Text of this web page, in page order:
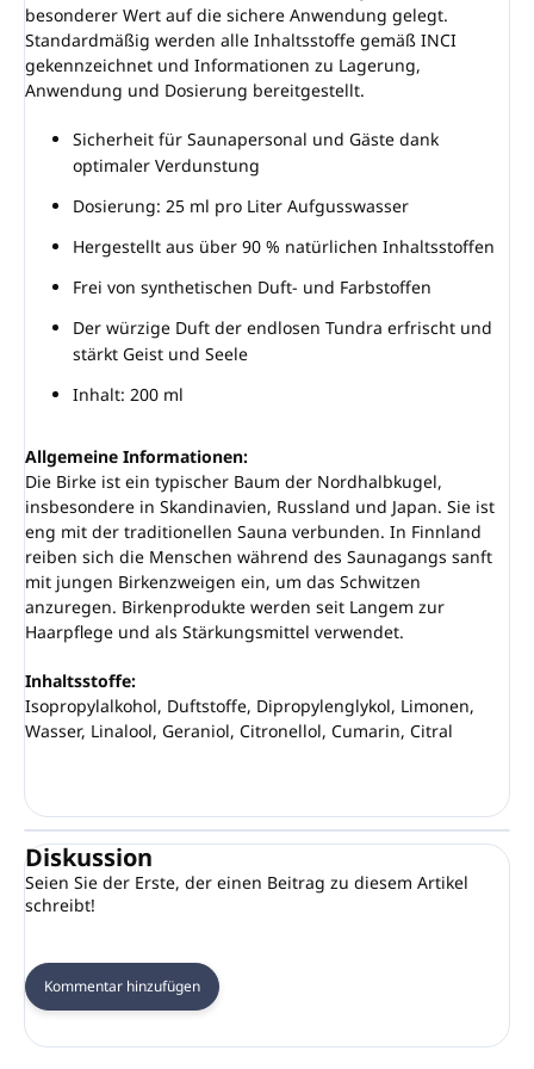
besonderer Wert auf die sichere Anwendung gelegt.
Standardmäßig werden alle Inhaltsstoffe gemäß INCI
gekennzeichnet und Informationen zu Lagerung,
Anwendung und Dosierung bereitgestellt.
Sicherheit für Saunapersonal und Gäste dank
optimaler Verdunstung
Dosierung: 25 ml pro Liter Aufgusswasser
Hergestellt aus über 90 % natürlichen Inhaltsstoffen
Frei von synthetischen Duft- und Farbstoffen
Der würzige Duft der endlosen Tundra erfrischt und
stärkt Geist und Seele
Inhalt: 200 ml
Allgemeine Informationen:
Die Birke ist ein typischer Baum der Nordhalbkugel,
insbesondere in Skandinavien, Russland und Japan. Sie ist
eng mit der traditionellen Sauna verbunden. In Finnland
reiben sich die Menschen während des Saunagangs sanft
mit jungen Birkenzweigen ein, um das Schwitzen
anzuregen. Birkenprodukte werden seit Langem zur
Haarpflege und als Stärkungsmittel verwendet.
Inhaltsstoffe:
Isopropylalkohol, Duftstoffe, Dipropylenglykol, Limonen,
Wasser, Linalool, Geraniol, Citronellol, Cumarin, Citral
Diskussion
Seien Sie der Erste, der einen Beitrag zu diesem Artikel
schreibt!
Kommentar hinzufügen